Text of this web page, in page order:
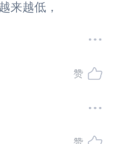
转脑袋，活动活
。只见国家级奖
的小
，正与队友
“磕盐”达人的小
可以如何改进；院
来越低，
赞